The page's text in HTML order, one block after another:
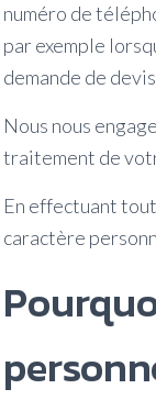
numéro de
par exemple
demande de
Nous nous
traitement de
En effectuant
caractère